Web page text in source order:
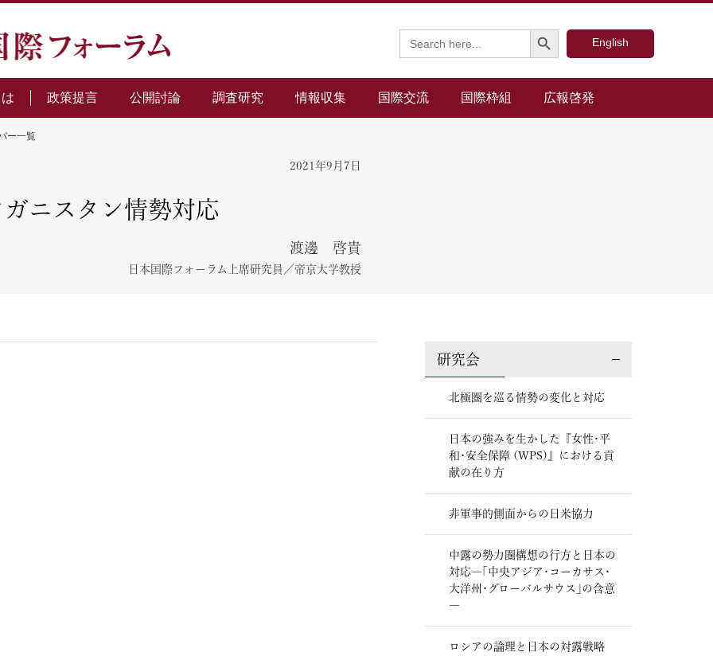
Search
for:
Search Button
English
政策提言 公開討論 調査研究 情報収集 国際交流 国際枠組 広報啓発
ー一覧
2021年9月7日
ニスタン情勢対応
渡邊 啓貴
日本国際フォーラム上席研究員／帝京大学教授
研究会
北極圏を巡る情勢の変化と対応
日本の強みを生かした『女性･平
和･安全保障 (WPS)』における貢
献の在り方
非軍事的側面からの日米協力
中露の勢力圏構想の行方と日本の
対応―｢中央アジア･コーカサス･
大洋州･グローバルサウス｣の含意
―
ロシアの論理と日本の対露戦略